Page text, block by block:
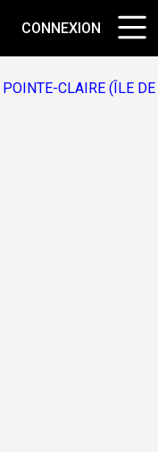
CONNEXION
POINTE-CLAIRE (ÎLE